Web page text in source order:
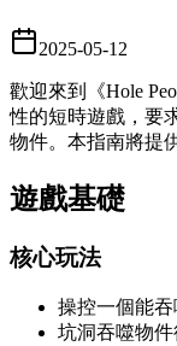
2025-05-12
歡迎來到《Hole
性的短時遊戲，要
物件。本指南將提
遊戲基礎
核心玩法
操控一個能
坑洞吞噬物